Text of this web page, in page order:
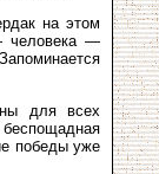
на этом
человека —
для всех
победы уже